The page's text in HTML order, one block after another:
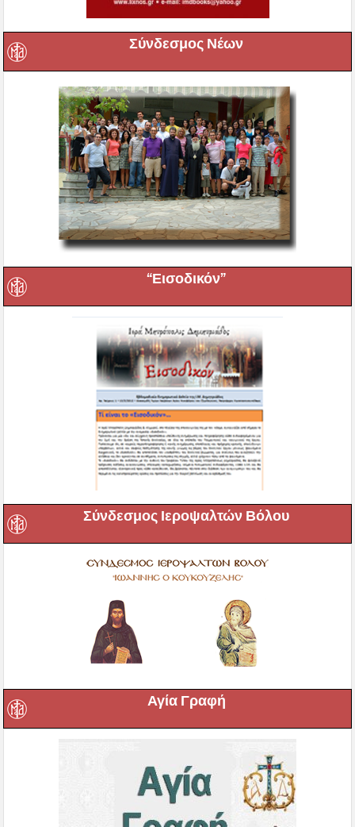
Σύνδεσμος Νέων
“Εισοδικόν”
Σύνδεσμος Ιεροψαλτών Βόλου
Αγία Γραφή